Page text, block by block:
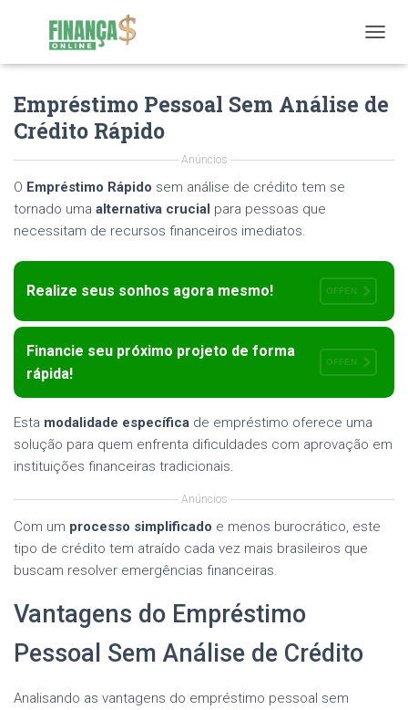
O
G
L
N
Empréstimo Pessoal Sem Análise de
Crédito Rápido
Anúncios
O Empréstimo Rápido sem análise de crédito tem se
tornado uma alternativa crucial para pessoas que
necessitam de recursos financeiros imediatos.
Realize seus sonhos agora mesmo! OFFEN
Financie seu próximo projeto de forma
rápida!
OFFEN
Esta modalidade específica de empréstimo oferece uma
solução para quem enfrenta dificuldades com aprovação em
instituições financeiras tradicionais.
Anúncios
Com um processo simplificado e menos burocrático, este
tipo de crédito tem atraído cada vez mais brasileiros que
buscam resolver emergências financeiras.
Vantagens do Empréstimo
Pessoal Sem Análise de Crédito
Analisando as vantagens do empréstimo pessoal sem